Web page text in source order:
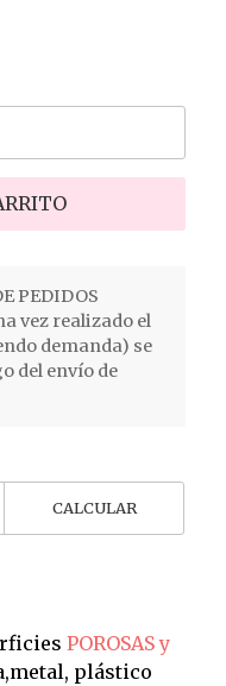
PEDIDOS
vez realizado el
demanda) se
del envío de
CALCULAR
POROSAS y
plástico